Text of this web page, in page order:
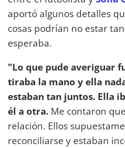
aportó algunos detalles
cosas podrían no estar
esperaba.
"Lo que pude averiguar
tiraba la mano y ella
estaban tan juntos. Ella
él a otra. Me contaron
relación. Ellos
reconciliarse y estaban